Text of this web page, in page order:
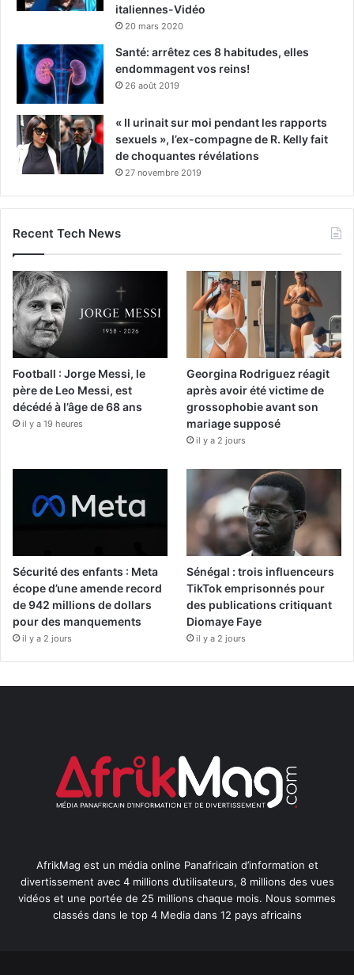
italiennes-Vidéo
20 mars 2020
Santé: arrêtez ces 8 habitudes, elles
endommagent vos reins!
26 août 2019
« Il urinait sur moi pendant les rapports
sexuels », l’ex-compagne de R. Kelly fait
de choquantes révélations
27 novembre 2019
Recent Tech News
Football : Jorge Messi, le
père de Leo Messi, est
décédé à l’âge de 68 ans
il y a 19 heures
Georgina Rodriguez réagit
après avoir été victime de
grossophobie avant son
mariage supposé
il y a 2 jours
Sécurité des enfants : Meta
écope d’une amende record
de 942 millions de dollars
pour des manquements
il y a 2 jours
Sénégal : trois influenceurs
TikTok emprisonnés pour
des publications critiquant
Diomaye Faye
il y a 2 jours
AfrikMag est un média online Panafricain d’information et
divertissement avec 4 millions d’utilisateurs, 8 millions des vues
vidéos et une portée de 25 millions chaque mois. Nous sommes
classés dans le top 4 Media dans 12 pays africains